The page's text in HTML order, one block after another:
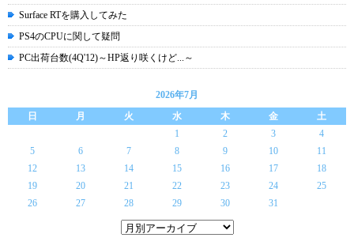
Surface RTを購入してみた
PS4のCPUに関して疑問
PC出荷台数(4Q'12)～HP返り咲くけど...～
2026年7月
日
月 火 水 木 金
土
1
2 3
4
5
6 7 8 9 10
11
12
13 14 15 16 17
18
19
20 21 22 23 24
25
26
27 28 29 30 31